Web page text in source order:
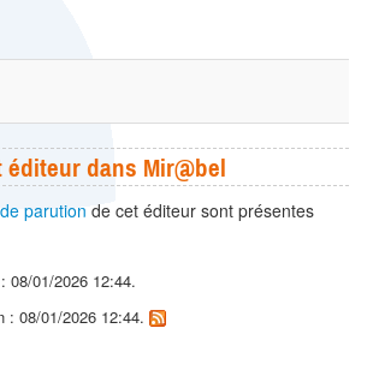
éditeur dans Mir@bel
parution de cet éditeur sont présentes
08/01/2026 12:44.
: 08/01/2026 12:44.